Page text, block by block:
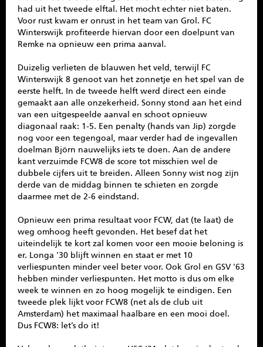
had uit het tweede elftal. Het mocht echter niet baten.
Voor rust kwam er onrust in het team van Grol. FC
Winterswijk profiteerde hiervan door een doelpunt van
Remke na opnieuw een prima aanval.
Duizelig verlieten de blauwen het veld, terwijl FC
Winterswijk 8 genoot van het zonnetje en het spel van de
eerste helft. In de tweede helft werd direct een einde
gemaakt aan alle onzekerheid. Sonny stond aan het eind
van een uitgespeelde aanval en schoot opnieuw
diagonaal raak: 1-5. Een penalty (hands van Jip) zorgde
nog voor een tegengoal, maar verder had de ingevallen
doelman Björn nauwelijks iets te doen. Aan de andere
kant verzuimde FCW8 de score tot misschien wel de
dubbele cijfers uit te breiden. Alleen Sonny wist nog zijn
derde van de middag binnen te schieten en zorgde
daarmee met de 2-6 eindstand.
Opnieuw een prima resultaat voor FCW, dat (te laat) de
weg omhoog heeft gevonden. Het besef dat het
uiteindelijk te kort zal komen voor een mooie beloning is
er. Longa '30 blijft winnen en staat er met 10
verliespunten minder veel beter voor. Ook Grol en GSV '63
hebben minder verliespunten. Het motto is dus om elke
week te winnen en zo hoog mogelijk te eindigen. Een
tweede plek lijkt voor FCW8 (net als de club uit
Amsterdam) het maximaal haalbare en een mooi doel.
Dus FCW8: let’s do it!